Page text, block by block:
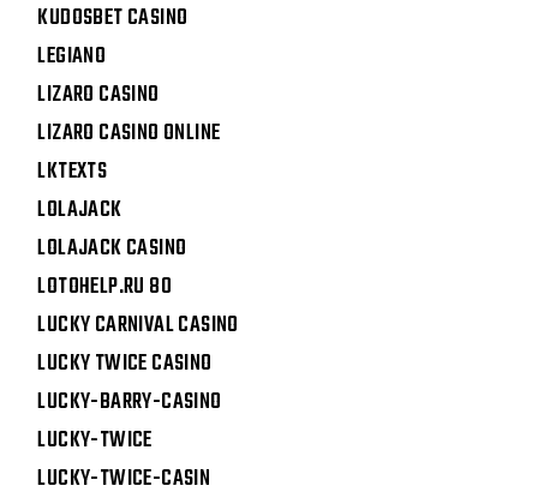
KUDOSBET CASINO
LEGIANO
LIZARO CASINO
LIZARO CASINO ONLINE
LKTEXTS
LOLAJACK
LOLAJACK CASINO
LOTOHELP.RU 80
LUCKY CARNIVAL CASINO
LUCKY TWICE CASINO
LUCKY-BARRY-CASINO
LUCKY-TWICE
LUCKY-TWICE-CASIN